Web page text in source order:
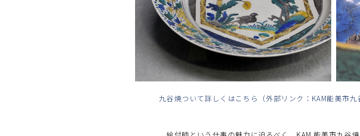
九谷焼ついて詳しくはこちら（外部リンク：KAM能美市九